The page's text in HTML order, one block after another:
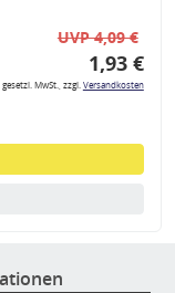
UVP 4,09 €
1,93 €
MwSt., zzgl.Versandkosten